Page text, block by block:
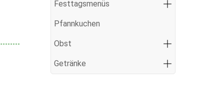
Festtagsmenüs
Pfannkuchen
Obst
Getränke